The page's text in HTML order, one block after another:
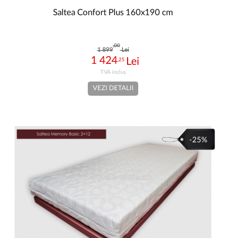
Saltea Confort Plus 160x190 cm
1 899
,00
Lei
1 424,25
VEZI DETALII
-25%